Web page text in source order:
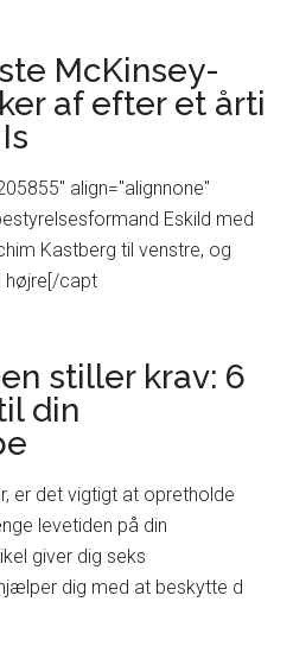
McKinsey-
af efter et årti
align="alignnone"
Eskild med
Kastberg til venstre, og
højre[/capt
stiller krav: 6
din
er det vigtigt at opretholde
levetiden på din
giver dig seks
dig med at beskytte d